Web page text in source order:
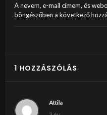
A nevem, e-mail címem, és
böngészőben a következő
1 HOZZÁSZÓLÁS
Attila